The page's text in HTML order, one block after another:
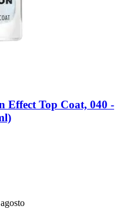
Effect Top Coat, 040 -​